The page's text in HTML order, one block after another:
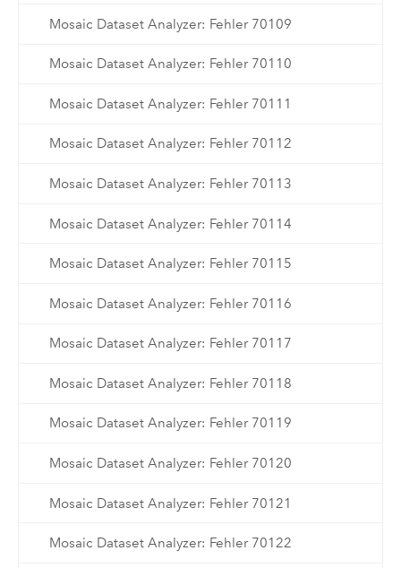
Mosaic Dataset Analyzer: Fehler 70109
Mosaic Dataset Analyzer: Fehler 70110
Mosaic Dataset Analyzer: Fehler 70111
Mosaic Dataset Analyzer: Fehler 70112
Mosaic Dataset Analyzer: Fehler 70113
Mosaic Dataset Analyzer: Fehler 70114
Mosaic Dataset Analyzer: Fehler 70115
Mosaic Dataset Analyzer: Fehler 70116
Mosaic Dataset Analyzer: Fehler 70117
Mosaic Dataset Analyzer: Fehler 70118
Mosaic Dataset Analyzer: Fehler 70119
Mosaic Dataset Analyzer: Fehler 70120
Mosaic Dataset Analyzer: Fehler 70121
Mosaic Dataset Analyzer: Fehler 70122